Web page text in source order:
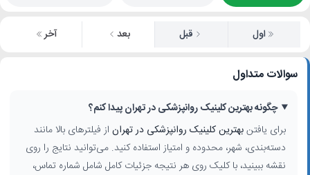
اول قبل بعد آخر
سوالات متداول
چگونه بهترین کلینیک روانپزشکی در تهران پیدا کنم؟
برای یافتنبهترین کلینیک روانپزشکی در تهران از فیلترهای بالا مانند
دسته‌بندی، شهر، محدوده و امتیاز استفاده کنید. می‌توانید نتایج را روی
نقشه ببینید، با کلیک روی هر نتیجه جزئیات کامل شامل شماره تماس،